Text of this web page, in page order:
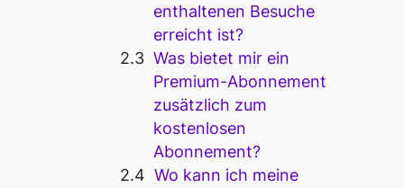
enthaltenen Besuche
erreicht ist?
Was bietet mir ein
Premium-Abonnement
zusätzlich zum
kostenlosen
Abonnement?
Wo kann ich meine